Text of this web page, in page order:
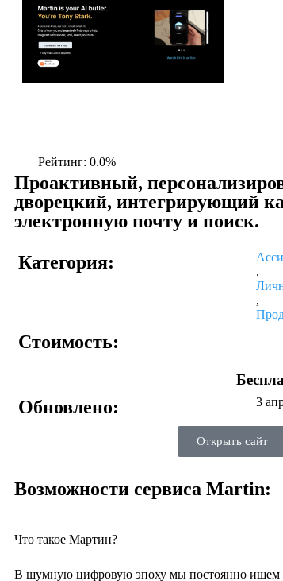
Рейтинг: 0.0%
Проактивный,
дворецкий, интегрирующий
электронную почту и поиск.
Категория:
,
,
Стоимость:
Обновлено: 3
Открыть сайт
Возможности сервиса Martin:
Что такое Мартин?
В шумную цифровую эпоху мы постоянно ищем